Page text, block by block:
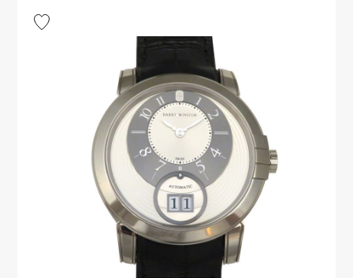
PATEK PHILIPPE
パテック・フィリップ
IWC
IWC
FRANCK MULLER
フランク・ミュラー
RICHARD MILLE
リシャール・ミル
VACHERON
CONSTANTIN
ヴァシュロン・コンスタ
ンタン
PANERAI
パネライ
AUDEMARS PIGUET
オーデマ・ピゲ
JAEGER LE COULTRE
ジャガー・ルクルト
Cartier
カルティエ
ノンブル
NOMBRE putite
ノンブルプティ
ALPHA
アルファ
ALPHA putite
アルファプティ
eclat
エクラ
RICH CROSS
リッチクロス
TwinPinky
ツインピンキー
ANGLER
アングラー
ETERNITY
エタニティ
YUKIZAKI BACHIKAN
ゆきざき バチカン
チャーム
その他
エルメスバッグ